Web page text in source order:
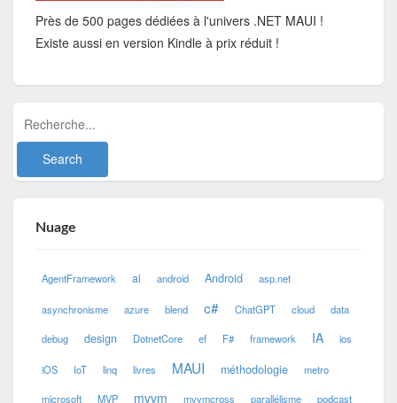
Près de 500 pages dédiées à l'univers .NET MAUI !
Existe aussi en version Kindle à prix réduit !
Nuage
AgentFramework ai android Android asp.net
asynchronisme azure blend c# ChatGPT cloud data
debug design DotnetCore ef F# framework IA ios
iOS IoT linq livres MAUI méthodologie metro
microsoft MVP mvvm mvvmcross parallélisme podcast